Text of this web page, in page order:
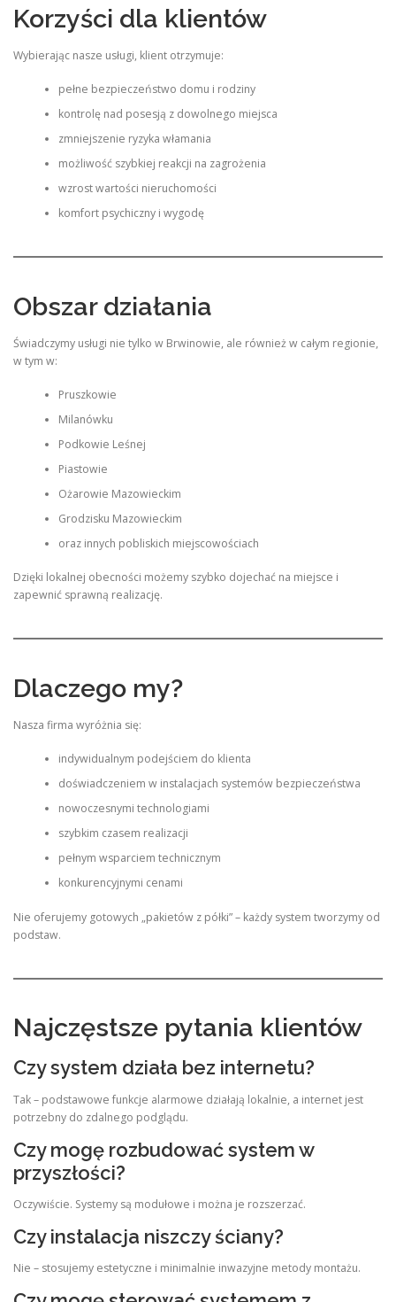
Korzyści dla klientów
Wybierając nasze usługi, klient otrzymuje:
pełne bezpieczeństwo domu i rodziny
kontrolę nad posesją z dowolnego miejsca
zmniejszenie ryzyka włamania
możliwość szybkiej reakcji na zagrożenia
wzrost wartości nieruchomości
komfort psychiczny i wygodę
Obszar działania
Świadczymy usługi nie tylko w Brwinowie, ale również w całym regionie,
w tym w:
Pruszkowie
Milanówku
Podkowie Leśnej
Piastowie
Ożarowie Mazowieckim
Grodzisku Mazowieckim
oraz innych pobliskich miejscowościach
Dzięki lokalnej obecności możemy szybko dojechać na miejsce i
zapewnić sprawną realizację.
Dlaczego my?
Nasza firma wyróżnia się:
indywidualnym podejściem do klienta
doświadczeniem w instalacjach systemów bezpieczeństwa
nowoczesnymi technologiami
szybkim czasem realizacji
pełnym wsparciem technicznym
konkurencyjnymi cenami
Nie oferujemy gotowych „pakietów z półki” – każdy system tworzymy od
podstaw.
Najczęstsze pytania klientów
Czy system działa bez internetu?
Tak – podstawowe funkcje alarmowe działają lokalnie, a internet jest
potrzebny do zdalnego podglądu.
Czy mogę rozbudować system w
przyszłości?
Oczywiście. Systemy są modułowe i można je rozszerzać.
Czy instalacja niszczy ściany?
Nie – stosujemy estetyczne i minimalnie inwazyjne metody montażu.